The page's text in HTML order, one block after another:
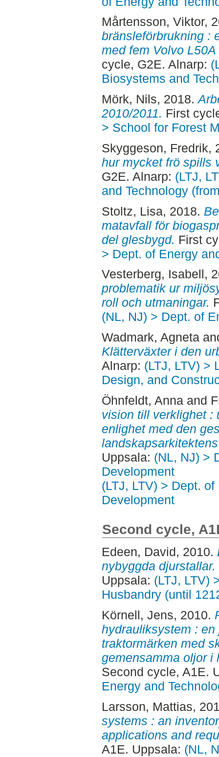
Mårtensson, Viktor,
bränsleförbrukning :
med fem Volvo
cycle, G2E. Alnarp:
Biosystems and
Mörk, Nils, 2018.
2010/2011. First
> School for Forest
Skyggeson, Fredrik,
hur mycket frö spills
G2E. Alnarp: (LTJ,
and Technology
Stoltz, Lisa, 2018.
matavfall för
del glesbygd. First
> Dept. of Energy
Vesterberg, Isabell,
problematik ur
roll och utmaningar.
(NL, NJ) > Dept. of
Wadmark, Agneta
Klätterväxter i den
Alnarp: (LTJ, LTV) >
Design, and
Öhnfeldt, Annaand
vision till verklighet :
enlighet med den
Uppsala: (NL, NJ) >
Development
(LTJ, LTV) > Dept.
Development
Second cycle,
Edeen, David, 2010.
nybyggda djurstallar.
Uppsala: (LTJ, LTV)
Husbandry (until
Körnell, Jens, 2010.
hydrauliksystem :
traktormärken med
gemensamma oljor i
Second cycle, A1E.
Energy and
Larsson, Mattias,
systems : an
applications and
A1E. Uppsala: (NL,